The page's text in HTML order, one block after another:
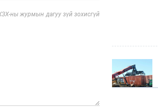
ны журмын дагуу зүй зохисгүй